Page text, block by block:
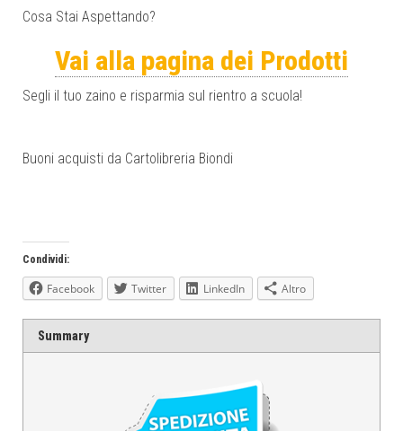
Cosa Stai Aspettando?
Vai alla pagina dei Prodotti
Segli il tuo zaino e risparmia sul rientro a scuola!
Buoni acquisti da Cartolibreria Biondi
Condividi:
Facebook Twitter LinkedIn Altro
Summary